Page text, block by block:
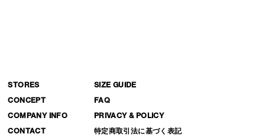
STORES
CONCEPT
COMPANY INFO
CONTACT
SIZE GUIDE
FAQ
PRIVACY & POLICY
特定商取引法に基づく表記